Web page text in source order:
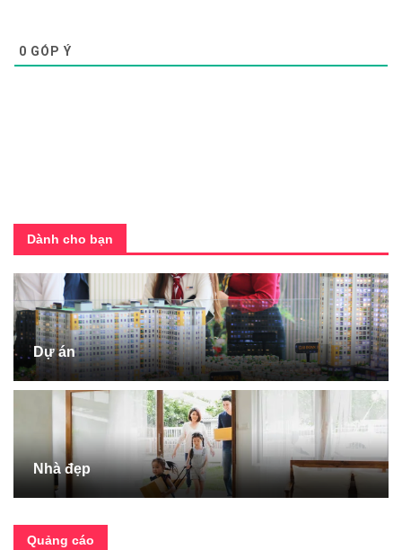
0 GÓP Ý
Dành cho bạn
Dự án
Nhà đẹp
Quảng cáo